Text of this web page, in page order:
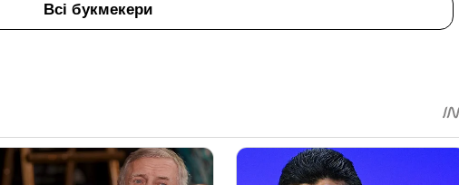
Всі букмекери